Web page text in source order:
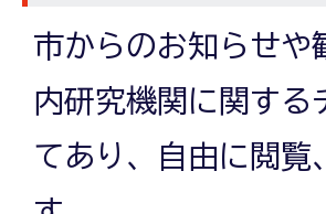
市からのお知らせや
内研究機関に関する
てあり、自由に閲覧